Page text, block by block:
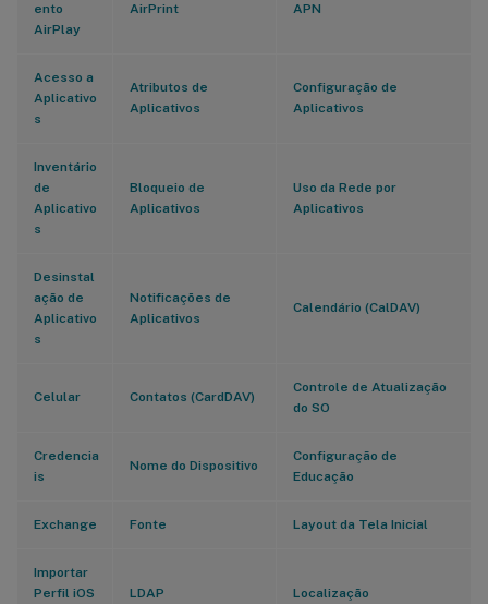
ento
AirPlay
AirPrint APN
Acesso a
Aplicativo
s
Atributos de
Aplicativos
Configuração de
Aplicativos
Inventário
de
Aplicativo
s
Bloqueio de
Aplicativos
Uso da Rede por
Aplicativos
Desinstal
ação de
Aplicativo
s
Notificações de
Aplicativos
Calendário (CalDAV)
Celular Contatos (CardDAV)
Controle de Atualização
do SO
Credencia
is
Nome do Dispositivo
Configuração de
Educação
Exchange Fonte Layout da Tela Inicial
Importar
Perfil iOS
LDAP Localização